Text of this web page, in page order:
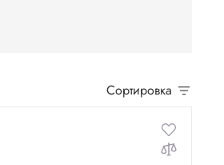
Сортировка